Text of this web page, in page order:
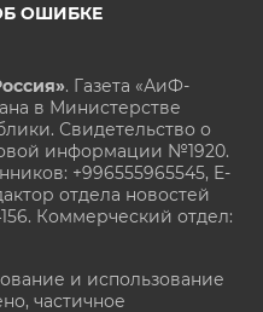
ОШИБКЕ
. Газета «АиФ-
в Министерстве
Свидетельство о
информации №1920.
+996555965545, E-
отдела новостей
Коммерческий отдел:
и использование
частичное